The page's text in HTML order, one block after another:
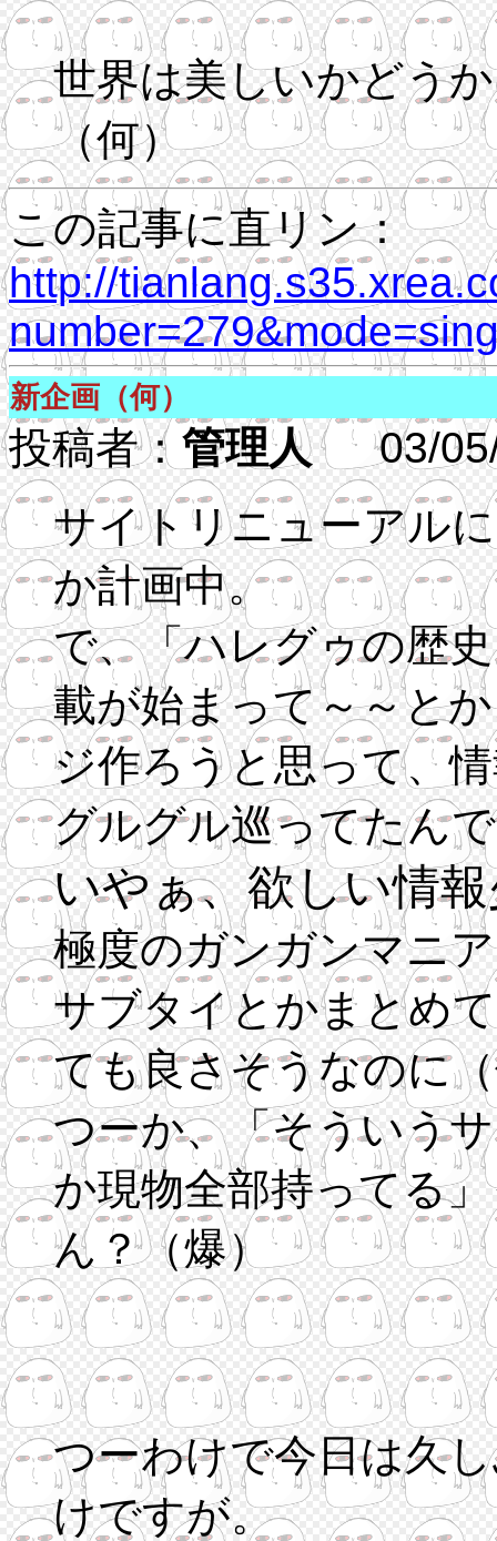
世界は美しいかどう
（何）
この記事に直リン：
http://
新企画（何）
投稿者： 管理人03/05/
サイトリニューアル
か計画中。
で、「ハレグゥの歴
載が始まって～～と
ジ作ろうと思って、
グルグル巡ってたん
いやぁ、欲しい情
極度のガンガンマニ
サブタイとかまとめ
ても良さそうなのに
つーか、「そういう
か現物全部持ってる
ん？（爆）
つーわけで今日は久
けですが。